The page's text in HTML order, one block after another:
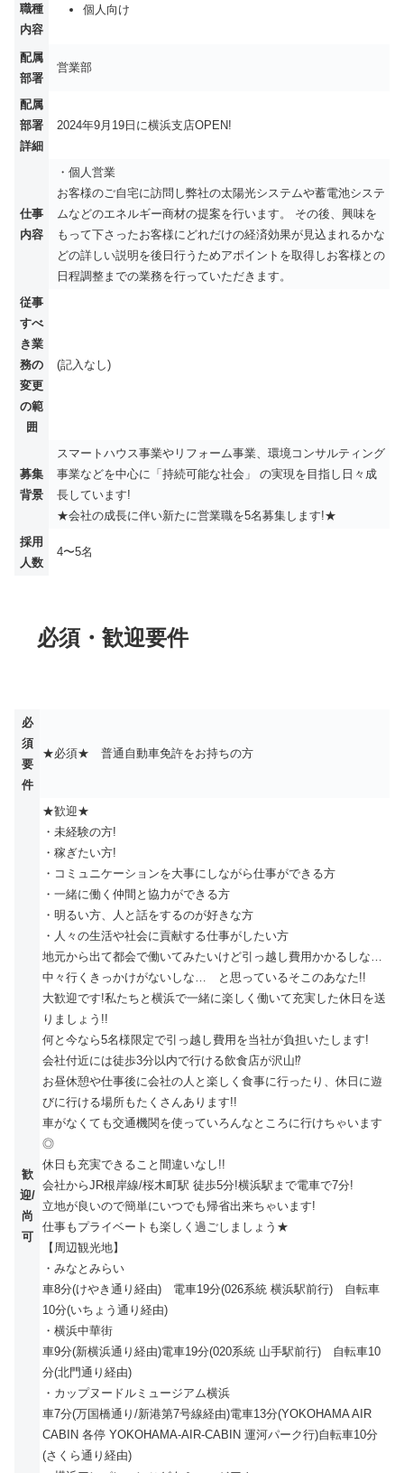
職種
内容
個人向け
配属
部署
営業部
配属
部署
詳細
2024年9月19日に横浜支店OPEN!
仕事
内容
・個人営業
お客様のご自宅に訪問し弊社の太陽光システムや蓄電池システ
ムなどのエネルギー商材の提案を行います。 その後、興味を
もって下さったお客様にどれだけの経済効果が見込まれるかな
どの詳しい説明を後日行うためアポイントを取得しお客様との
日程調整までの業務を行っていただきます。
従事
すべ
き業
務の
変更
の範
囲
(記入なし)
募集
背景
スマートハウス事業やリフォーム事業、環境コンサルティング
事業などを中心に「持続可能な社会」 の実現を目指し日々成
長しています!
★会社の成長に伴い新たに営業職を5名募集します!★
採用
人数
4〜5名
必須・歓迎要件
必
須
要
件
★必須★ 普通自動車免許をお持ちの方
歓
迎/
尚
可
★歓迎★
・未経験の方!
・稼ぎたい方!
・コミュニケーションを大事にしながら仕事ができる方
・一緒に働く仲間と協力ができる方
・明るい方、人と話をするのが好きな方
・人々の生活や社会に貢献する仕事がしたい方
地元から出て都会で働いてみたいけど引っ越し費用かかるしな…
中々行くきっかけがないしな… と思っているそこのあなた!!
大歓迎です!私たちと横浜で一緒に楽しく働いて充実した休日を送
りましょう!!
何と今なら5名様限定で引っ越し費用を当社が負担いたします!
会社付近には徒歩3分以内で行ける飲食店が沢山⁉
お昼休憩や仕事後に会社の人と楽しく食事に行ったり、休日に遊
びに行ける場所もたくさんあります!!
車がなくても交通機関を使っていろんなところに行けちゃいます
◎
休日も充実できること間違いなし!!
会社からJR根岸線/桜木町駅 徒歩5分!横浜駅まで電車で7分!
立地が良いので簡単にいつでも帰省出来ちゃいます!
仕事もプライベートも楽しく過ごしましょう★
【周辺観光地】
・みなとみらい
車8分(けやき通り経由) 電車19分(026系統 横浜駅前行) 自転車
10分(いちょう通り経由)
・横浜中華街
車9分(新横浜通り経由)電車19分(020系統 山手駅前行) 自転車10
分(北門通り経由)
・カップヌードルミュージアム横浜
車7分(万国橋通り/新港第7号線経由)電車13分(YOKOHAMA AIR
CABIN 各停 YOKOHAMA-AIR-CABIN 運河パーク行)自転車10分
(さくら通り経由)